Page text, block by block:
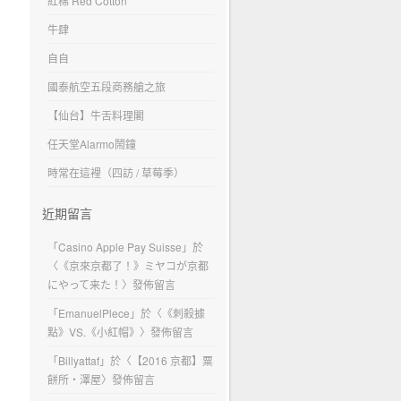
牛肆
自自
國泰航空五段商務艙之旅
【仙台】牛舌料理閣
任天堂Alarmo鬧鐘
時常在這裡（四訪 / 草莓季）
近期留言
「Casino Apple Pay Suisse 」於
〈 《京來京都了！》ミヤコが京都
にやって来た！ 〉發佈留言
「EmanuelPlece 」於〈 《刺殺據
點》VS.《小紅帽》 〉發佈留言
「Billyattaf」於〈 【2016 京都】粟
餅所・澤屋〉發佈留言